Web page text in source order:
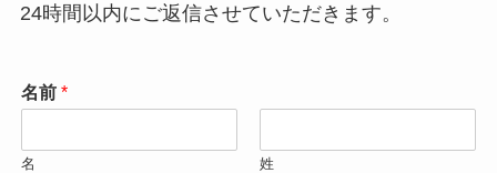
24時間以内にご返信させていただきます。
名前 *
名 姓